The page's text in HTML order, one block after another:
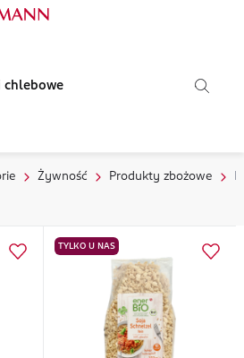
chlebowe
Żywność Produkty zbożowe
TYLKO U NAS